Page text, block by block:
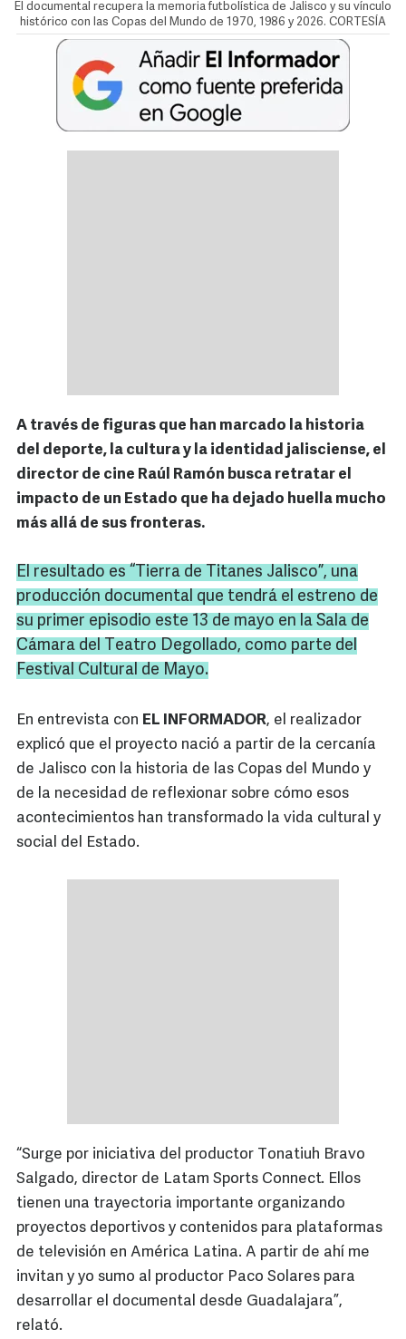
El documental recupera la memoria futbolística de Jalisco y su vínculo
histórico con las Copas del Mundo de 1970, 1986 y 2026. CORTESÍA
A través de figuras que han marcado la historia
del deporte, la cultura y la identidad jalisciense, el
director de cine Raúl Ramón busca retratar el
impacto de un Estado que ha dejado huella mucho
más allá de sus fronteras.
El resultado es “Tierra de Titanes Jalisco”, una
producción documental que tendrá el estreno de
su primer episodio este 13 de mayo en la Sala de
Cámara del Teatro Degollado, como parte del
Festival Cultural de Mayo.
En entrevista con EL INFORMADOR, el realizador
explicó que el proyecto nació a partir de la cercanía
de Jalisco con la historia de las Copas del Mundo y
de la necesidad de reflexionar sobre cómo esos
acontecimientos han transformado la vida cultural y
social del Estado.
“Surge por iniciativa del productor Tonatiuh Bravo
Salgado, director de Latam Sports Connect. Ellos
tienen una trayectoria importante organizando
proyectos deportivos y contenidos para plataformas
de televisión en América Latina. A partir de ahí me
invitan y yo sumo al productor Paco Solares para
desarrollar el documental desde Guadalajara”,
relató.